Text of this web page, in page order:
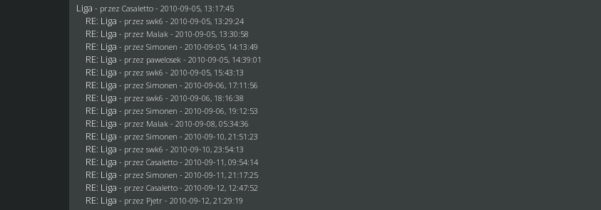
Liga - przezCasaletto - 2010-09-05, 13:17:45
RE: Liga - przezswk6 - 2010-09-05, 13:29:24
RE: Liga - przez Malak - 2010-09-05, 13:30:58
RE: Liga - przezSimonen - 2010-09-05, 14:13:49
RE: Liga - przez pawelosek - 2010-09-05, 14:39:01
RE: Liga - przezswk6 - 2010-09-05, 15:43:13
RE: Liga - przezSimonen - 2010-09-06, 17:11:56
RE: Liga - przezswk6 - 2010-09-06, 18:16:38
RE: Liga - przezSimonen - 2010-09-06, 19:12:53
RE: Liga - przez Malak - 2010-09-08, 05:34:36
RE: Liga - przezSimonen - 2010-09-10, 21:51:23
RE: Liga - przezswk6 - 2010-09-10, 23:54:13
RE: Liga - przezCasaletto - 2010-09-11, 09:54:14
RE: Liga - przezSimonen - 2010-09-11, 21:17:25
RE: Liga - przezCasaletto - 2010-09-12, 12:47:52
RE: Liga - przez Pjetr - 2010-09-12, 21:29:19